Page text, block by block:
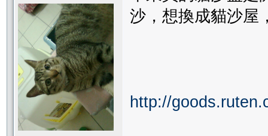
沙，想換成貓沙屋
http://